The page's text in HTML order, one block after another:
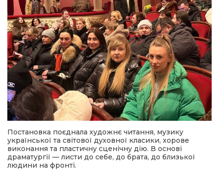
Постановка поєднала художнє читання, музику
української та світової духовної класики, хорове
виконання та пластичну сценічну дію. В основі
драматургії — листи до себе, до брата, до близької
людини на фронті.